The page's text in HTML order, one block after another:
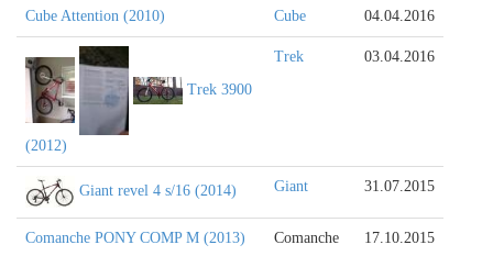
Cube Attention (2010) Cube 04.04.2016
Trek 3900
(2012)
Trek 03.04.2016
Giant revel 4 s/16 (2014) Giant 31.07.2015
Comanche PONY COMP M (2013) Comanche 17.10.2015